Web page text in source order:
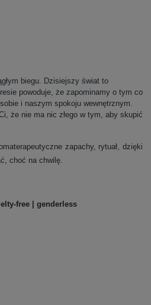
biegu. Dzisiejszy świat to
powoduje, że zapominamy o tym co
i naszym spokoju wewnętrznym.
że nie ma nic złego w tym, aby skupić
zapachy, rytuał, dzięki
choć na chwilę.
free | genderless